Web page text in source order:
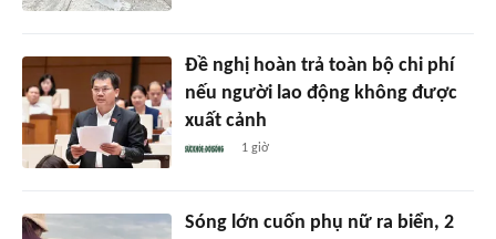
Đề nghị hoàn trả toàn bộ chi phí
nếu người lao động không được
xuất cảnh
1 giờ
Sóng lớn cuốn phụ nữ ra biển, 2